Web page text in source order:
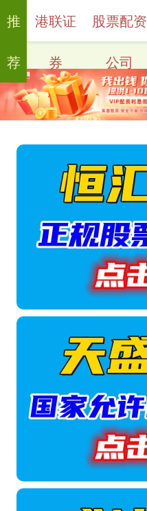
推
荐
港联证
券
股票配资
公司